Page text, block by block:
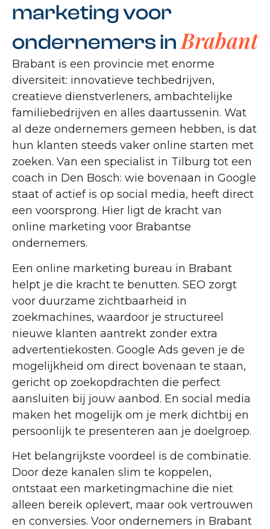
marketing voor
ondernemers inBrabant
Brabant is een provincie met enorme
diversiteit: innovatieve techbedrijven,
creatieve dienstverleners, ambachtelijke
familiebedrijven en alles daartussenin. Wat
al deze ondernemers gemeen hebben, is dat
hun klanten steeds vaker online starten met
zoeken. Van een specialist in Tilburg tot een
coach in Den Bosch: wie bovenaan in Google
staat of actief is op social media, heeft direct
een voorsprong. Hier ligt de kracht van
online marketing voor Brabantse
ondernemers.
Een online marketing bureau in Brabant
helpt je die kracht te benutten. SEO zorgt
voor duurzame zichtbaarheid in
zoekmachines, waardoor je structureel
nieuwe klanten aantrekt zonder extra
advertentiekosten. Google Ads geven je de
mogelijkheid om direct bovenaan te staan,
gericht op zoekopdrachten die perfect
aansluiten bij jouw aanbod. En social media
maken het mogelijk om je merk dichtbij en
persoonlijk te presenteren aan je doelgroep.
Het belangrijkste voordeel is de combinatie.
Door deze kanalen slim te koppelen,
ontstaat een marketingmachine die niet
alleen bereik oplevert, maar ook vertrouwen
en conversies. Voor ondernemers in Brabant